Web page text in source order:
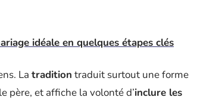
idéale en quelques étapes clés
La tradition traduit surtout une forme
père, et affiche la volonté d’inclure les